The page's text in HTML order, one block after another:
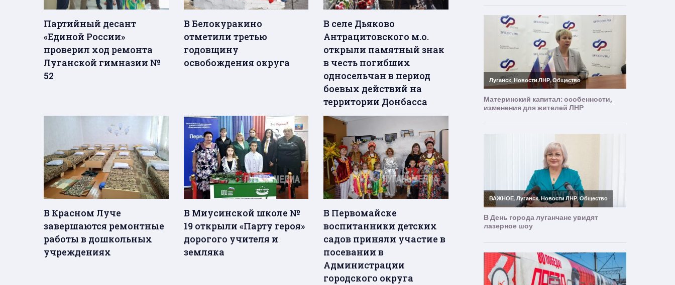
Партийный десант
«Единой России»
проверил ход ремонта
Луганской гимназии №
52
В Белокуракино
отметили третью
годовщину
освобождения округа
В селе Дьяково
Антрацитовского м.о.
открыли памятный знак
в честь погибших
односельчан в период
боевых действий на
территории Донбасса
В Красном Луче
завершаются ремонтные
работы в дошкольных
учреждениях
В Миусинской школе №
19 открыли «Парту героя»
дорогого учителя и
земляка
В Первомайске
воспитанники детских
садов приняли участие в
посевании в
Администрации
городского округа